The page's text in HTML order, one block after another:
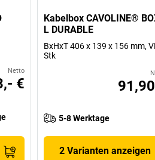
Netto
€
Kabelbox CAVOLINE®
L DURABLE
BxHxT 406 x 139 x 156 mm,
Stk
5-8 Werktage
2 Varianten anzeigen